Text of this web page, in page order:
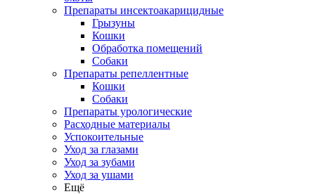
Препараты инсектоакарицидные
Грызуны
Кошки
Обработка помещений
Собаки
Препараты репеллентные
Кошки
Собаки
Препараты урологические
Расходные материалы
Успокоительные
Уход за глазами
Уход за зубами
Уход за ушами
Ещё